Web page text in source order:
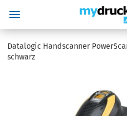
Datalogic Handscanner
schwarz